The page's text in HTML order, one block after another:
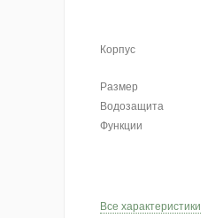
Корпус
Размер
Водозащита
Функции
Все характеристики